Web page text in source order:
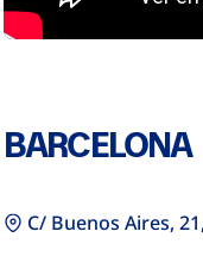
BARCELONA
C/ Buenos Aires,